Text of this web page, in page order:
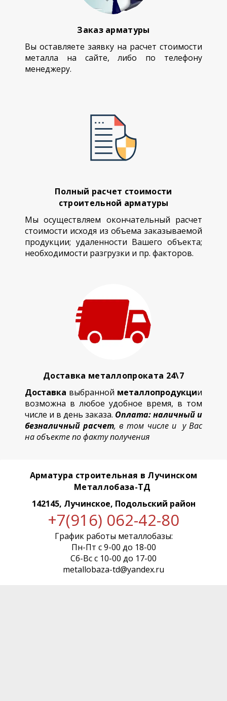
Заказ арматуры
Вы оставляете заявку на расчет стоимости
металла на сайте, либо по телефону
менеджеру.
Полный расчет стоимости
строительной арматуры
Мы осуществляем окончательный расчет
стоимости исходя из объема заказываемой
продукции; удаленности Вашего объекта;
необходимости разгрузки и пр. факторов.
Доставка металлопроката 24\7
Доставка выбранной металлопродукции
возможна в любое удобное время, в том
числе и в день заказа. Оплата: наличный и
безналичный расчет, в том числе и у Вас
на объекте по факту получения
Арматура строительная в Лучинском
Металлобаза-ТД
142145, Лучинское, Подольский район
+7(916) 062-42-80
График работы металлобазы:
Пн-Пт с 9-00 до 18-00
Сб-Вс с 10-00 до 17-00
metallobaza-td@yandex.ru